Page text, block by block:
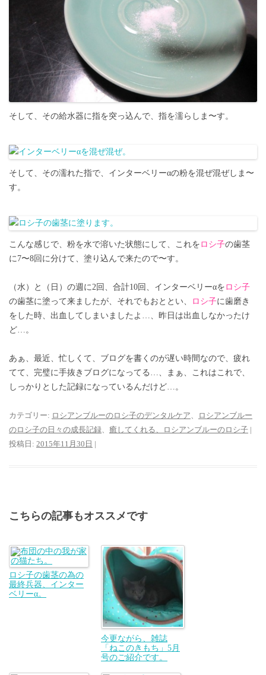
そして、その給水器に指を突っ込んで、指を濡らしま〜す。
そして、その濡れた指で、インターベリーαの粉を混ぜ混ぜしま〜
す。
こんな感じで、粉を水で溶いた状態にして、これを ロシ子の歯茎
に7〜8回に分けて、塗り込んで来たので〜す。
（水）と（日）の週に2回、合計10回、インターベリーαを ロシ子
の歯茎に塗って来ましたが、それでもおととい、
ロシ子に歯磨き
をした時、出血してしまいましたよ…、昨日は出血しなかったけ
ど…。
あぁ、最近、忙しくて、ブログを書くのが遅い時間なので、疲れ
てて、完璧に手抜きブログになってる…、まぁ、これはこれで、
しっかりとした記録になっているんだけど…。
カテゴリー: ロシアンブルーのロシ子のデンタルケア
ロシアンブルー
のロシ子の日々の成長記録
癒してくれる、ロシアンブルーのロシ子 |
投稿日: 2015年11月30日 |
こちらの記事もオススメです
ロシ子の歯茎の為の
最終兵器、インター
ベリーα。
今更ながら、雑誌
「ねこのきもち」5月
号のご紹介です。